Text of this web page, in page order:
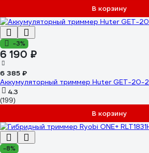
В корзину
-3%
6 190 ₽
6 385 ₽
Аккумуляторный триммер Huter GET-20-
4.3
(199)
В корзину
-8%